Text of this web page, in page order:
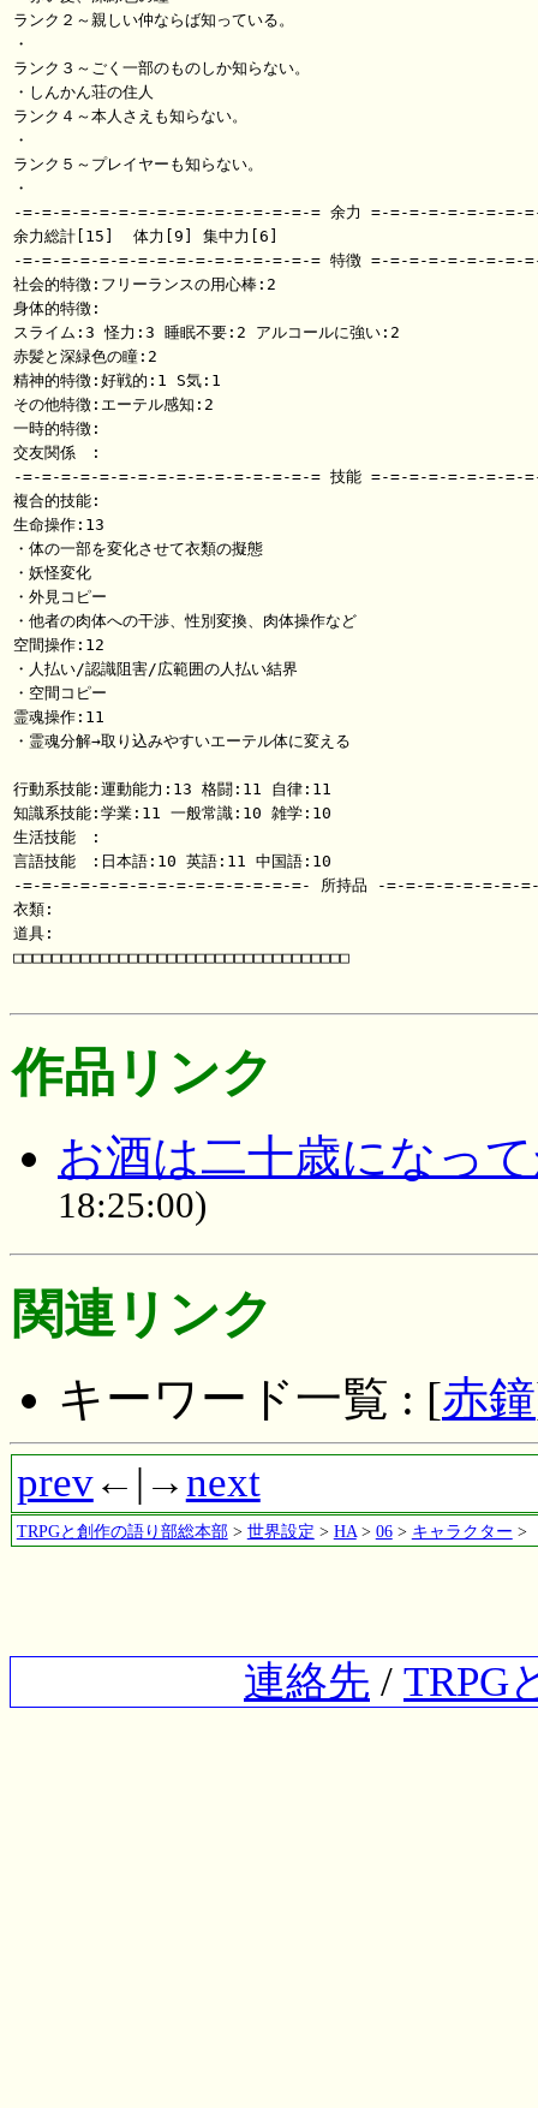
ランク２～親しい仲ならば知っている。
・
ランク３～ごく一部のものしか知らない。
・しんかん荘の住人
ランク４～本人さえも知らない。
・
ランク５～プレイヤーも知らない。
・
-=-=-=-=-=-=-=-=-=-=-=-=-=-=-=-= 余力 =-=-=-=-=-=-=-=-
余力総計[15]  体力[9] 集中力[6]
-=-=-=-=-=-=-=-=-=-=-=-=-=-=-=-= 特徴 =-=-=-=-=-=-=-=-
社会的特徴:フリーランスの用心棒:2
身体的特徴:
スライム:3 怪力:3 睡眠不要:2 アルコールに強い:2
赤髪と深緑色の瞳:2
精神的特徴:好戦的:1 S気:1
その他特徴:エーテル感知:2
一時的特徴:
交友関係　:
-=-=-=-=-=-=-=-=-=-=-=-=-=-=-=-= 技能 =-=-=-=-=-=-=-=-
複合的技能:
生命操作:13
・体の一部を変化させて衣類の擬態
・妖怪変化
・外見コピー
・他者の肉体への干渉、性別変換、肉体操作など
空間操作:12
・人払い/認識阻害/広範囲の人払い結界
・空間コピー
霊魂操作:11
・霊魂分解→取り込みやすいエーテル体に変える
行動系技能:運動能力:13 格闘:11 自律:11
知識系技能:学業:11 一般常識:10 雑学:10
生活技能　:
言語技能　:日本語:10 英語:11 中国語:10
-=-=-=-=-=-=-=-=-=-=-=-=-=-=-=- 所持品 -=-=-=-=-=-=-=-
衣類:
道具:
□□□□□□□□□□□□□□□□□□□□□□□□□□□□□□□□□□□
作品リンク
お酒は二十歳になっ
18:25:00)
関連リンク
キーワード一覧 : [赤鐘
prev←|→next
TRPGと創作の語り部総本部> 世界設定 > HA> 06> キャラクター >
連絡先 / TRPG